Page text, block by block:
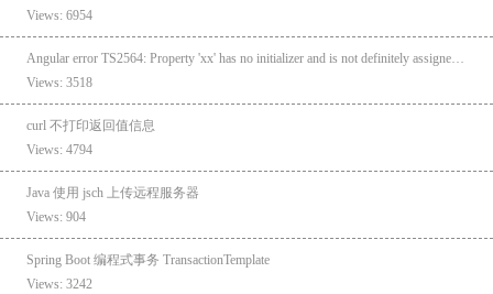
Views: 6954
Views: 3518
curl 不打印返回值信息
Views: 4794
Java 使用 jsch 上传远程服务器
Views: 904
Spring Boot 编程式事务 TransactionTemplate
Views: 3242